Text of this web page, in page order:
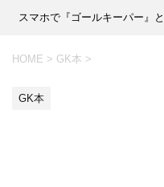
スマホで『ゴールキーパー』
HOME > GK本 >
GK本